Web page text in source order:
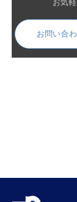
お気
お問い合